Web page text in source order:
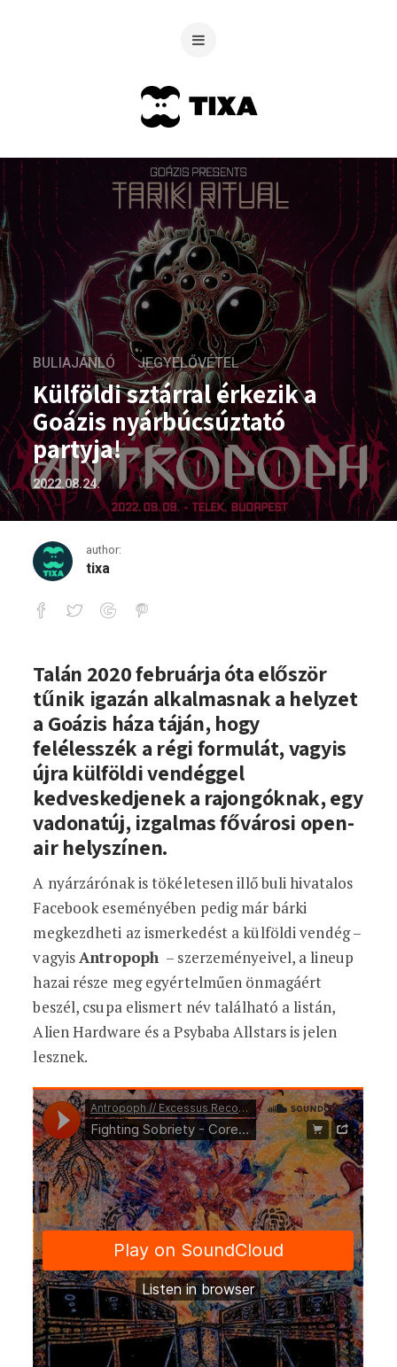
BULIAJÁNLÓ JEGYELŐVÉTEL
Külföldi sztárral érkezik a
Goázis nyárbúcsúztató
partyja!
2022.08.24.
author:
tixa
Külföldi sztárral érkezik a Goázis
Talán 2020 februárja óta először
tűnik igazán alkalmasnak a helyzet
a Goázis háza táján, hogy
felélesszék a régi formulát, vagyis
újra külföldi vendéggel
kedveskedjenek a rajongóknak, egy
vadonatúj, izgalmas fővárosi open-
air helyszínen.
A nyárzárónak is tökéletesen illő buli hivatalos
Facebook eseményében pedig már bárki
megkezdheti az ismerkedést a külföldi vendég –
vagyisAntropoph – szerzeményeivel, a lineup
hazai része meg egyértelműen önmagáért
beszél, csupa elismert név található a listán,
Alien Hardware és a Psybaba Allstars is jelen
lesznek.